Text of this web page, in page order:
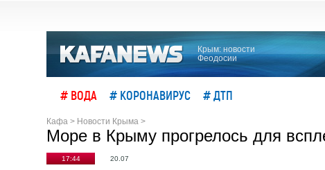
Крым: новости
Феодосии
# ВОДА # КОРОНАВИРУС # ДТП
Кафа > Новости Крыма >
Море в Крыму прогрелось для
17:44 20.07